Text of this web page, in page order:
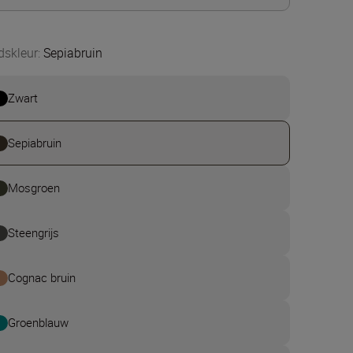
:Sepiabruin
Zwart
Sepiabruin
Mosgroen
Steengrijs
Cognac bruin
Groenblauw